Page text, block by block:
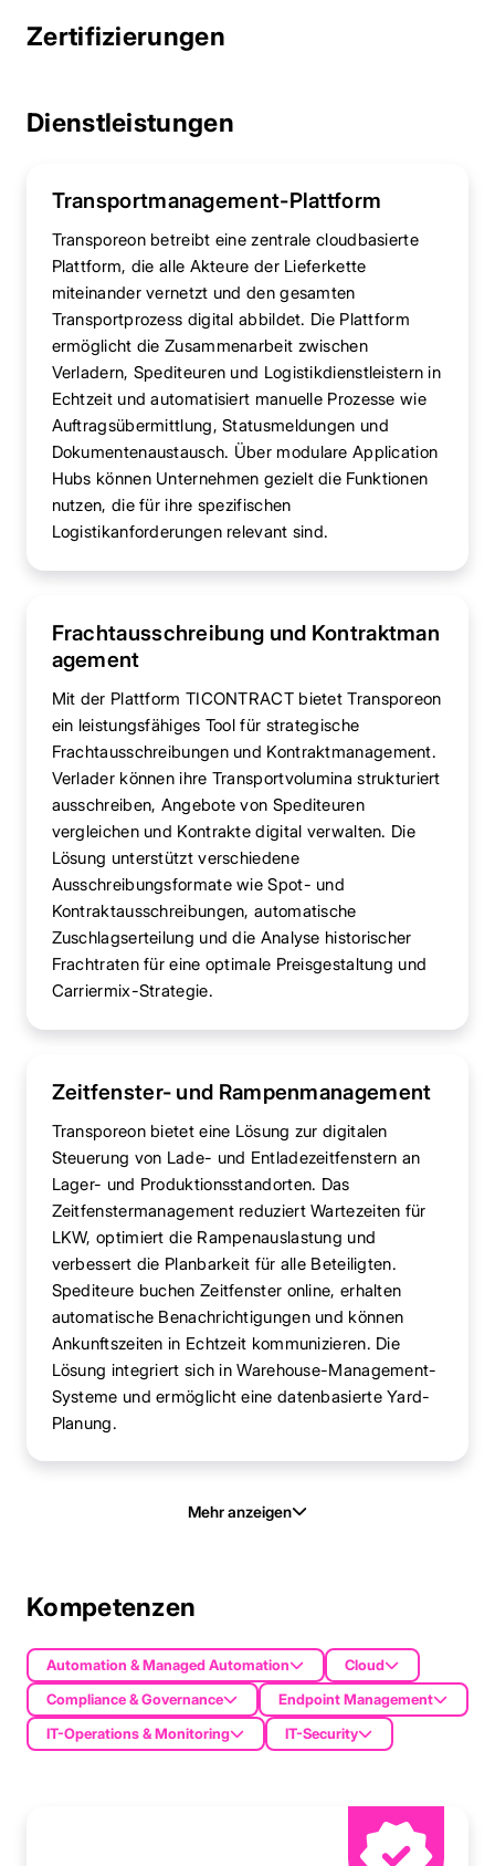
Zertifizierungen
Dienstleistungen
Transportmanagement-Plattform
Transporeon betreibt eine zentrale cloudbasierte
Plattform, die alle Akteure der Lieferkette
miteinander vernetzt und den gesamten
Transportprozess digital abbildet. Die Plattform
ermöglicht die Zusammenarbeit zwischen
Verladern, Spediteuren und Logistikdienstleistern in
Echtzeit und automatisiert manuelle Prozesse wie
Auftragsübermittlung, Statusmeldungen und
Dokumentenaustausch. Über modulare Application
Hubs können Unternehmen gezielt die Funktionen
nutzen, die für ihre spezifischen
Logistikanforderungen relevant sind.
Frachtausschreibung und Kontraktman
agement
Mit der Plattform TICONTRACT bietet Transporeon
ein leistungsfähiges Tool für strategische
Frachtausschreibungen und Kontraktmanagement.
Verlader können ihre Transportvolumina strukturiert
ausschreiben, Angebote von Spediteuren
vergleichen und Kontrakte digital verwalten. Die
Lösung unterstützt verschiedene
Ausschreibungsformate wie Spot- und
Kontraktausschreibungen, automatische
Zuschlagserteilung und die Analyse historischer
Frachtraten für eine optimale Preisgestaltung und
Carriermix-Strategie.
Zeitfenster- und Rampenmanagement
Transporeon bietet eine Lösung zur digitalen
Steuerung von Lade- und Entladezeitfenstern an
Lager- und Produktionsstandorten. Das
Zeitfenstermanagement reduziert Wartezeiten für
LKW, optimiert die Rampenauslastung und
verbessert die Planbarkeit für alle Beteiligten.
Spediteure buchen Zeitfenster online, erhalten
automatische Benachrichtigungen und können
Ankunftszeiten in Echtzeit kommunizieren. Die
Lösung integriert sich in Warehouse-Management-
Systeme und ermöglicht eine datenbasierte Yard-
Planung.
Mehr anzeigen
Kompetenzen
Automation & Managed Automation
Cloud
Compliance & Governance
Endpoint Management
IT-Operations & Monitoring
IT-Security